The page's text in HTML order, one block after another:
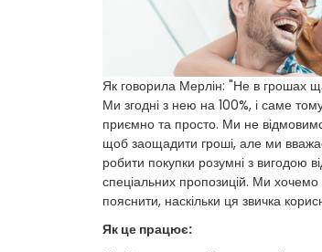
Як говорила Мерлін: "Не в грошах
Ми згодні з нею на 100%, і саме
приємно та просто. Ми не
щоб заощадити гроші, але ми
робити покупки розумні з вигодою
спеціальних пропозицій. Ми
пояснити, наскільки ця звичка
Як це працює: